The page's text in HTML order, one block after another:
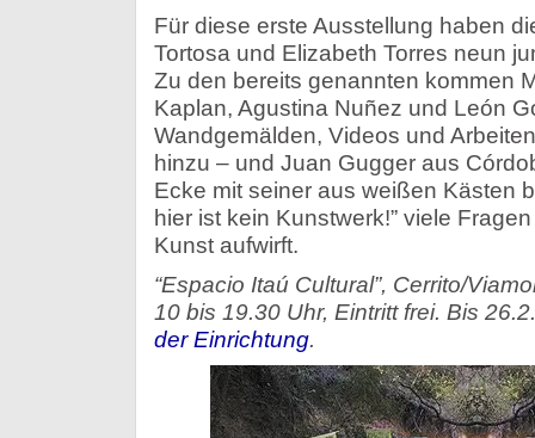
Für diese erste Ausstellung haben
Tortosa und Elizabeth Torres neun
Zu den bereits genannten kommen
Kaplan, Agustina Nuñez und León
Wandgemälden, Videos und
hinzu – und Juan Gugger aus
Ecke mit seiner aus weißen Kästen
hier ist kein Kunstwerk!” viele
Kunst aufwirft.
“Espacio Itaú Cultural”, Cerrito/
10 bis 19.30 Uhr, Eintritt frei. Bis
der Einrichtung.